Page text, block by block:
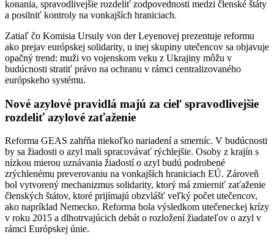
konania, spravodlivejšie rozdeliť zodpovednosti medzi členské štáty
a posilniť kontroly na vonkajších hraniciach.
Zatiaľ čo Komisia Ursuly von der Leyenovej prezentuje reformu
ako prejav európskej solidarity, u inej skupiny utečencov sa objavuje
opačný trend: muži vo vojenskom veku z Ukrajiny môžu v
budúcnosti stratiť právo na ochranu v rámci centralizovaného
európskeho systému.
Nové azylové pravidlá majú za cieľ spravodlivejšie
rozdeliť azylové zaťaženie
Reforma GEAS zahŕňa niekoľko nariadení a smerníc. V budúcnosti
by sa žiadosti o azyl mali spracovávať rýchlejšie. Osoby z krajín s
nízkou mierou uznávania žiadostí o azyl budú podrobené
zrýchlenému preverovaniu na vonkajších hraniciach EÚ. Zároveň
bol vytvorený mechanizmus solidarity, ktorý má zmierniť zaťaženie
členských štátov, ktoré prijímajú obzvlášť veľký počet utečencov,
ako napríklad Nemecko. Reforma bola výsledkom utečeneckej krízy
v roku 2015 a dlhotrvajúcich debát o rozložení žiadateľov o azyl v
rámci Európskej únie.